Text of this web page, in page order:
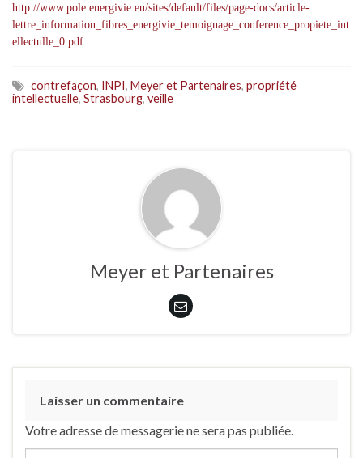
http://www.pole.energivie.eu/sites/default/files/page-docs/article-
lettre_information_fibres_energivie_temoignage_conference_propiete_int
ellectulle_0.pdf
contrefaçon, INPI, Meyer et Partenaires, propriété
intellectuelle, Strasbourg, veille
Meyer et Partenaires
Laisser un commentaire
Votre adresse de messagerie ne sera pas publiée.